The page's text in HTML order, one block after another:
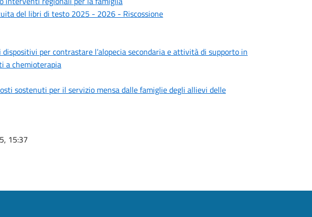
del libri di testo 2025 - 2026 - Riscossione
per contrastare l’alopecia secondaria e attività di supporto in
a chemioterapia
sostenuti per il servizio mensa dalle famiglie degli allievi delle
15:37